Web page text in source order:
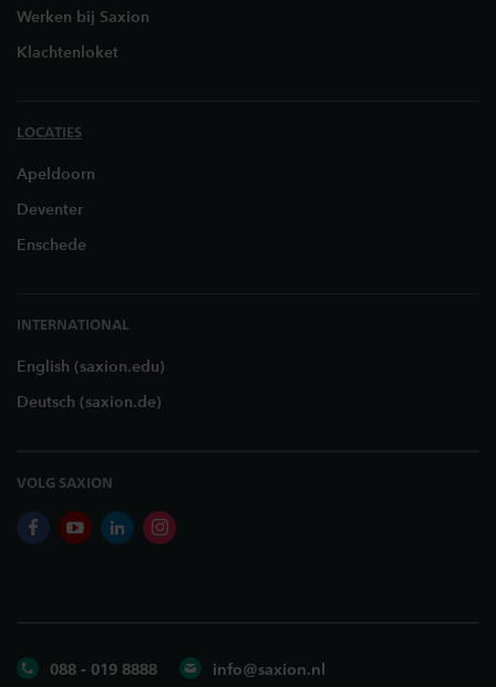
Werken bij Saxion
Klachtenloket
LOCATIES
Apeldoorn
Deventer
Enschede
INTERNATIONAL
English (saxion.edu)
Deutsch (saxion.de)
VOLG SAXION
facebookyoutubelinkedininstagram
088 - 019 8888 info@saxion.nl